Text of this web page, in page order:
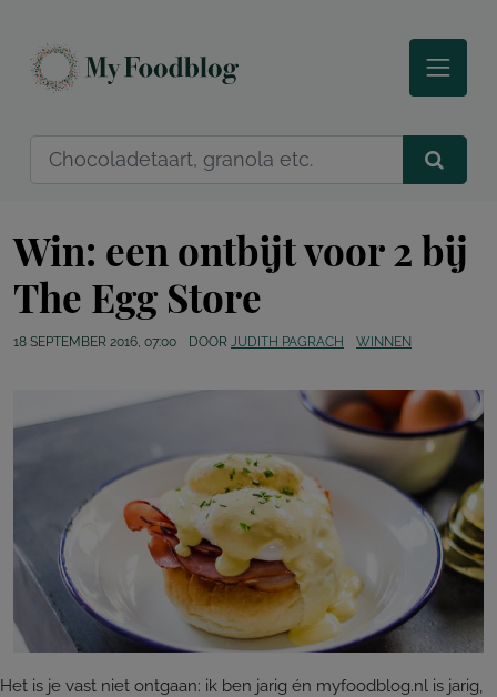
Win: een ontbijt voor 2 bij
The Egg Store
18 SEPTEMBER 2016, 07:00 DOOR JUDITH PAGRACH WINNEN
Het is je vast niet ontgaan: ik ben jarig én myfoodblog.nl is jarig,